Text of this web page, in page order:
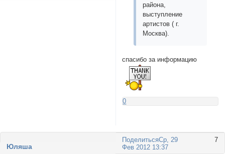
района,
выступление
артистов ( г.
Москва).
спасибо за информацию
0
Поделиться 7
Ср, 29
Фев 2012 13:37
Юляша